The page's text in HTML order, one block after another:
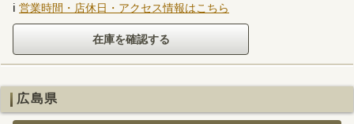
ℹ 営業時間・店休日・アクセス情報はこちら
広島県